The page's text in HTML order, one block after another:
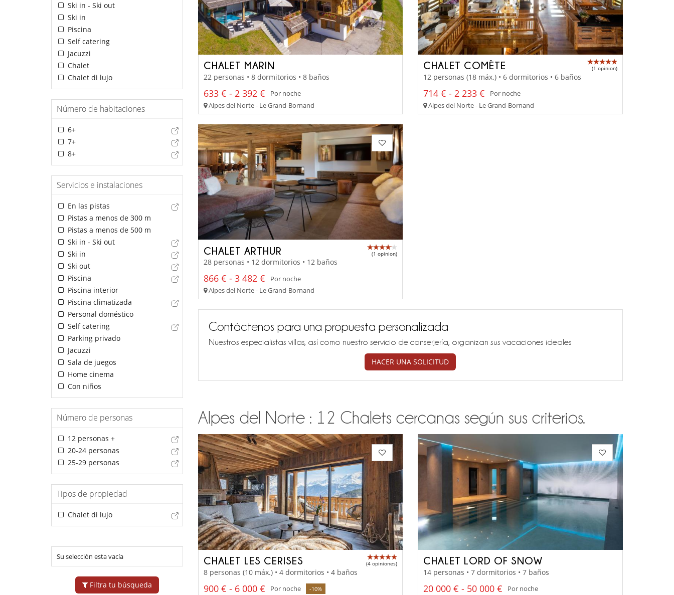
Ski in - Ski out
Ski in
Piscina
Self catering
Jacuzzi
Chalet
Chalet di lujo
Número de habitaciones
6+
7+
8+
Servicios e instalaciones
En las pistas
Pistas a menos de 300 m
Pistas a menos de 500 m
Ski in - Ski out
Ski in
Ski out
Piscina
Piscina interior
Piscina climatizada
Personal doméstico
Self catering
Parking privado
Jacuzzi
Sala de juegos
Home cinema
Con niños
Número de personas
12 personas +
20-24 personas
25-29 personas
Tipos de propiedad
Chalet di lujo
Su selección esta vacía
Filtra tu búsqueda
CHALET MARIN
22 personas • 8 dormitorios • 8 baños
633 € - 2 392 €
Por noche
Alpes del Norte - Le Grand-Bornand
CHALET COMÈTE (1 opinion)
12 personas (18 máx.) • 6 dormitorios • 6 baños
714 € - 2 233 €
Por noche
Alpes del Norte - Le Grand-Bornand
CHALET ARTHUR (1 opinion)
28 personas • 12 dormitorios • 12 baños
866 € - 3 482 €
Por noche
Alpes del Norte - Le Grand-Bornand
Contáctenos para una propuesta personalizada
Nuestros especialistas villas, así como nuestro servicio de conserjería, organizan sus vacaciones ideales
HACER UNA SOLICITUD
Alpes del Norte : 12 Chalets cercanas según sus criterios.
CHALET LES CERISES (4 opiniones)
8 personas (10 máx.) • 4 dormitorios • 4 baños
900 € - 6 000 € Por noche -10%
CHALET LORD OF SNOW
14 personas • 7 dormitorios • 7 baños
20 000 € - 50 000 €
Por noche